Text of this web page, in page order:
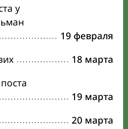
у
19 февраля
18 марта
19 марта
20 марта